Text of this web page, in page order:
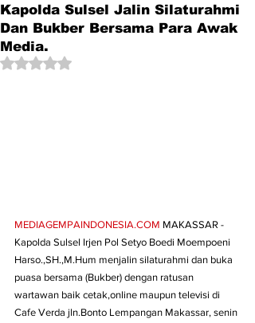
Kapolda Sulsel Jalin Silaturahmi
Dan Bukber Bersama Para Awak
Media.
Dinilai NaN dari 5 bintang.
MEDIAGEMPAINDONESIA.COM MAKASSAR -
Kapolda Sulsel Irjen Pol Setyo Boedi Moempoeni
Harso.,SH.,M.Hum menjalin silaturahmi dan buka
puasa bersama (Bukber) dengan ratusan
wartawan baik cetak,online maupun televisi di
Cafe Verda jln.Bonto Lempangan Makassar, senin